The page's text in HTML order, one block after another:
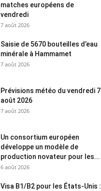
matches européens de
vendredi
7 août 2026
Saisie de 5670 bouteilles d’eau
minérale à Hammamet
7 août 2026
Prévisions météo du vendredi 7
août 2026
7 août 2026
Un consortium européen
développe un modèle de
production novateur pour les...
6 août 2026
Visa B1/B2 pour les États-Unis :